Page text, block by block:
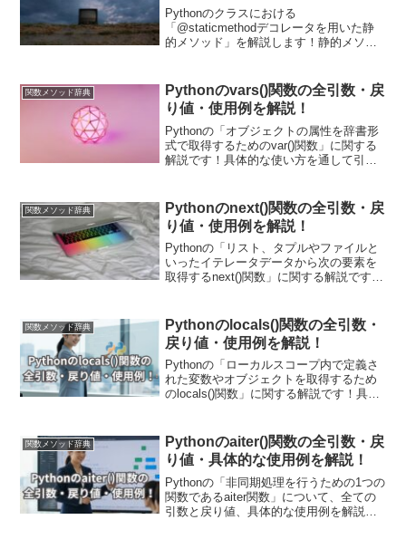
Pythonのクラスにおける
「@staticmethodデコレータを用いた静
的メソッド」を解説します！静的メソッ
直接アクセスできるメソッドです。ユー
ティリティ関数やファクトリーメソッド
の定義など、様々なシーンで活用されま
す。
関数メソッド辞典
Pythonのvars()関数の全引数・戻
り値・使用例を解説！
Pythonの「オブジェクトの属性を辞書形
式で取得するためのvar()関数」に関する
解説です！具体的な使い方を通して引
ェクトの属性を動的に操作する際に用い
ます。現場で使える関数の応用使用例も
紹介しています！
関数メソッド辞典
Pythonのnext()関数の全引数・戻
り値・使用例を解説！
Pythonの「リスト、タプルやファイルと
いったイテレータデータから次の要素を
取得するnext()関数」に関する解説です！
現場で使える関数の応用使用例も紹介し
ています！システム開発から単純なファ
イル読み込みまで様々な場面で用いられ
ます！
関数メソッド辞典
Pythonのlocals()関数の全引数・
戻り値・使用例を解説！
Pythonの「ローカルスコープ内で定義さ
れた変数やオブジェクトを取得するため
のlocals()関数」に関する解説です！具体
で使える関数の応用使用例も紹介してい
ます！デバッグや動的なプログラム制御
において非常に有用です！
関数メソッド辞典
Pythonのaiter()関数の全引数・戻
り値・具体的な使用例を解説！
Pythonの「非同期処理を行うための1つの
関数であるaiter関数」について、全ての
引数と戻り値、具体的な使用例を解説し